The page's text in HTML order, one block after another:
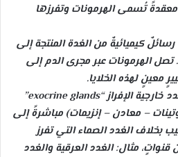
تُسمى الهرمونات وتفرزها
كيميائيةٌ من الغدة المنتجة إلى
الهرمونات عبر مجرى الدم إلى
معينٍ لهذه الخلايا.
النوع الآخر من الغدد هي الغدد خارجية الإفراز “exocrine glands”
– معادن – إنزيمات) مباشرةً إلى
بخلاف الغدد الصماء التي تفرز
مثال: الغدد العرقية والغدد